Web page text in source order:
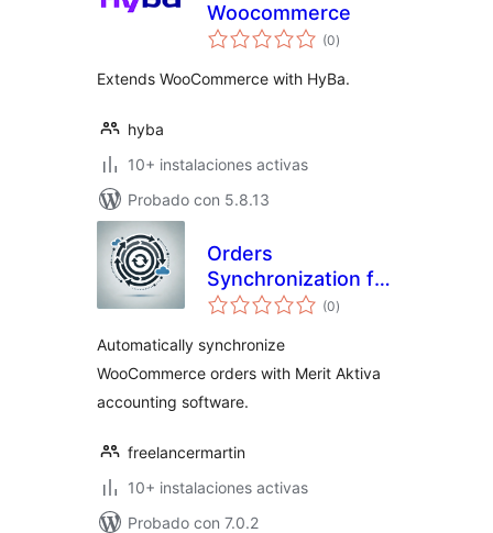
Woocommerce
(0total
de
)
Extends WooCommerce with HyBa.
hyba
10+ instalaciones activas
Probado con 5.8.13
Orders
Synchronization for
Merit Aktiva (0total
de
)
Automatically synchronize
WooCommerce orders with Merit Aktiva
accounting software.
freelancermartin
10+ instalaciones activas
Probado con 7.0.2